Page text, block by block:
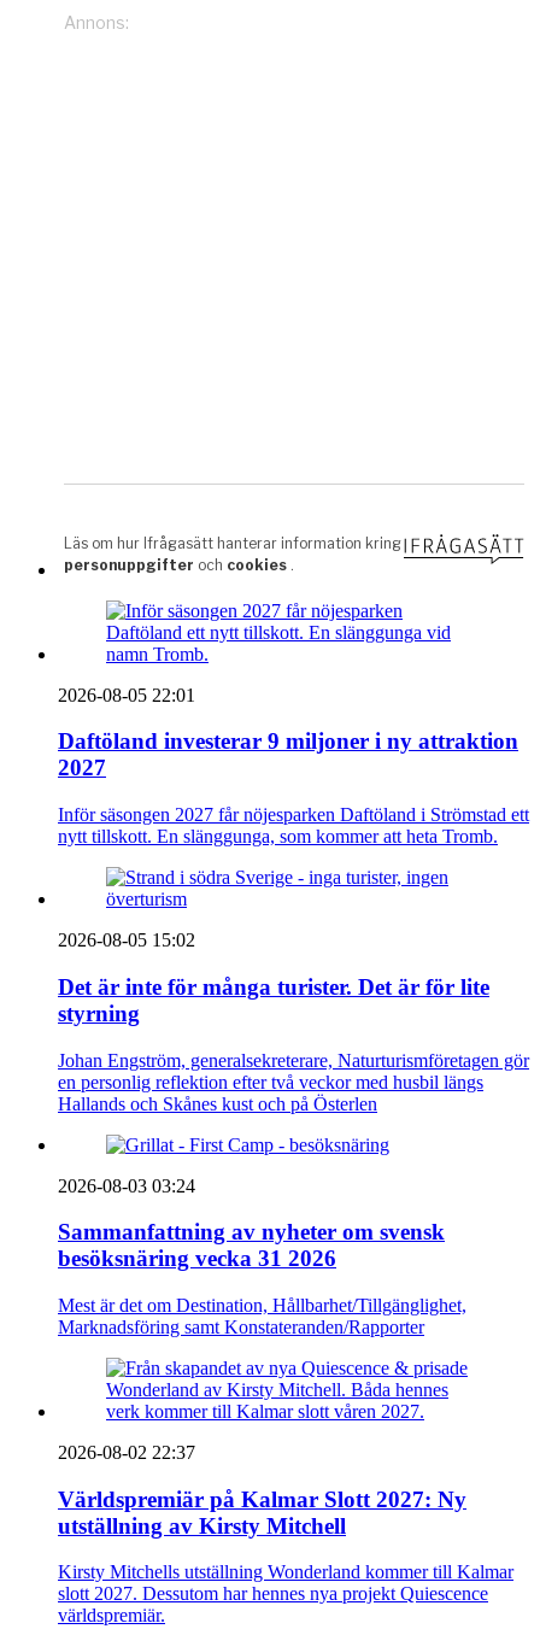
2026-08-05 22:01
Daftöland investerar 9 miljoner i ny attraktion
2027
Inför säsongen 2027 får nöjesparken Daftöland i Strömstad ett
nytt tillskott. En slänggunga, som kommer att heta Tromb.
2026-08-05 15:02
Det är inte för många turister. Det är för lite
styrning
Johan Engström, generalsekreterare, Naturturismföretagen gör
en personlig reflektion efter två veckor med husbil längs
Hallands och Skånes kust och på Österlen
2026-08-03 03:24
Sammanfattning av nyheter om svensk
besöksnäring vecka 31 2026
Mest är det om Destination, Hållbarhet/Tillgänglighet,
Marknadsföring samt Konstateranden/Rapporter
2026-08-02 22:37
Världspremiär på Kalmar Slott 2027: Ny
utställning av Kirsty Mitchell
Kirsty Mitchells utställning Wonderland kommer till Kalmar
slott 2027. Dessutom har hennes nya projekt Quiescence
världspremiär.